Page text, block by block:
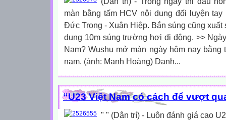
màn bằng tấm HCV nội dung đối luyện
Đức Trọng - Xuân Hiệp. Bắn súng cũng
dung 10m súng trường hơi di động. >>
Nam? Wushu mở màn ngày hôm nay bằng
nam. (ảnh: Mạnh Hoàng) Danh...
“U23 Việt Nam có cách để vượt
" " (Dân trí) - Luôn đánh giá cao